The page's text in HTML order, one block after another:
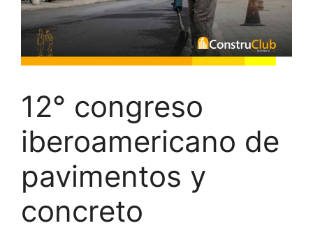
12° congreso
iberoamericano de
pavimentos y
concreto